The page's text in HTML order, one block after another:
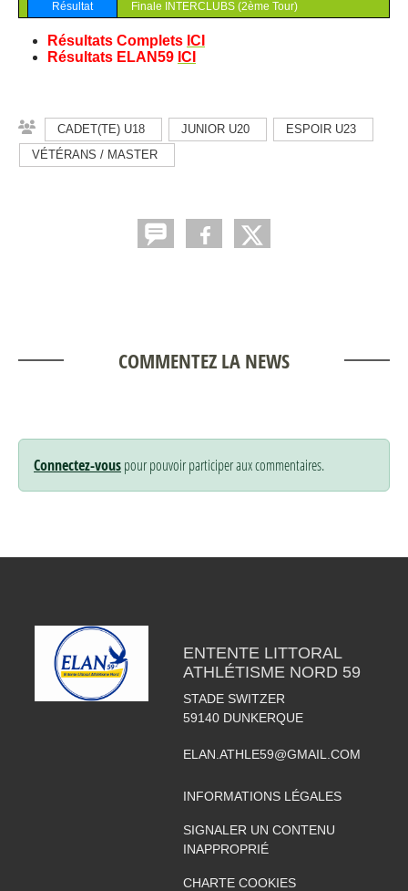
Résultat Finale INTERCLUBS (2ème Tour)
Résultats Complets ICI
Résultats ELAN59 ICI
CADET(TE) U18 JUNIOR U20
ESPOIR U23
VÉTÉRANS / MASTER
COMMENTEZ LA NEWS
Connectez-vouspour pouvoir participer aux commentaires.
ENTENTE LITTORAL
ATHLÉTISME NORD 59
STADE SWITZER
59140 DUNKERQUE
ELAN.ATHLE59@GMAIL.COM
INFORMATIONS LÉGALES
SIGNALER UN CONTENU
INAPPROPRIÉ
CHARTE COOKIES